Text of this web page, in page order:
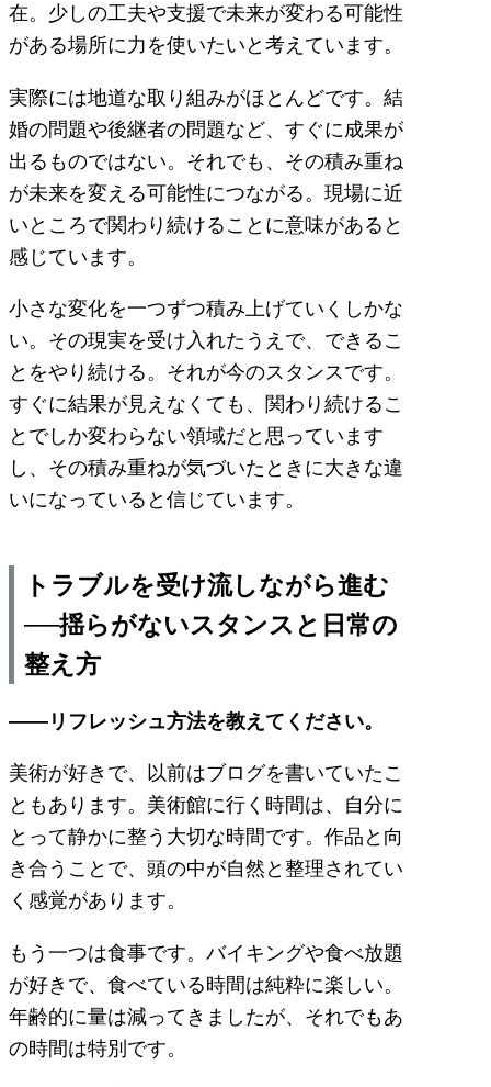
在。少しの工夫や支援で未来が変わる可能性
がある場所に力を使いたいと考えています。
実際には地道な取り組みがほとんどです。結
婚の問題や後継者の問題など、すぐに成果が
出るものではない。それでも、その積み重ね
が未来を変える可能性につながる。現場に近
いところで関わり続けることに意味があると
感じています。
小さな変化を一つずつ積み上げていくしかな
い。その現実を受け入れたうえで、できるこ
とをやり続ける。それが今のスタンスです。
すぐに結果が見えなくても、関わり続けるこ
とでしか変わらない領域だと思っています
し、その積み重ねが気づいたときに大きな違
いになっていると信じています。
トラブルを受け流しながら進む
──揺らがないスタンスと日常の
整え方
――リフレッシュ方法を教えてください。
美術が好きで、以前はブログを書いていたこ
ともあります。美術館に行く時間は、自分に
とって静かに整う大切な時間です。作品と向
き合うことで、頭の中が自然と整理されてい
く感覚があります。
もう一つは食事です。バイキングや食べ放題
が好きで、食べている時間は純粋に楽しい。
年齢的に量は減ってきましたが、それでもあ
の時間は特別です。